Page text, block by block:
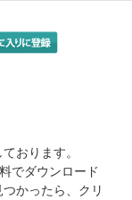
おります。
でダウンロード
かったら、クリ